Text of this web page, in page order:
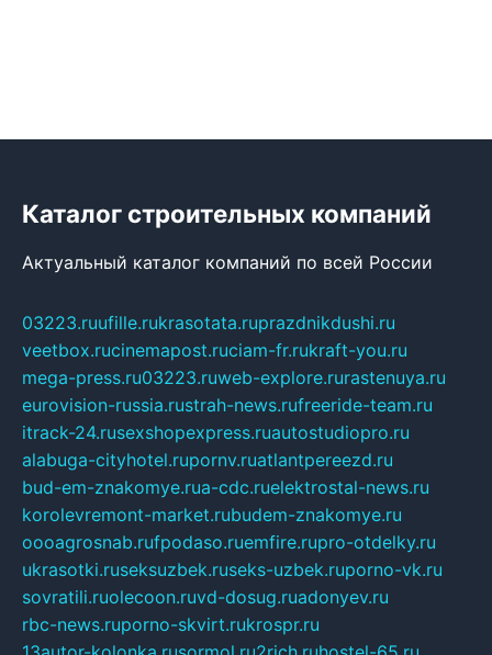
Каталог строительных компаний
Актуальный каталог компаний по всей России
03223.ruufille.rukrasotata.ruprazdnikdushi.ru
veetbox.rucinemapost.ruciam-fr.rukraft-you.ru
mega-press.ru03223.ruweb-explore.rurastenuya.ru
eurovision-russia.rustrah-news.rufreeride-team.ru
itrack-24.rusexshopexpress.ruautostudiopro.ru
alabuga-cityhotel.rupornv.ruatlantpereezd.ru
bud-em-znakomye.rua-cdc.ruelektrostal-news.ru
korolevremont-market.rubudem-znakomye.ru
oooagrosnab.rufpodaso.ruemfire.rupro-otdelky.ru
ukrasotki.ruseksuzbek.ruseks-uzbek.ruporno-vk.ru
sovratili.ruolecoon.ruvd-dosug.ruadonyev.ru
rbc-news.ruporno-skvirt.rukrospr.ru